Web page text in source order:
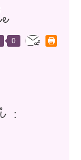
0
: